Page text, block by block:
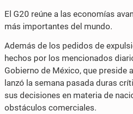
El G20 reúne a las economías
más importantes del mundo.
Además de los pedidos de
hechos por los mencionados
Gobierno de México, que preside
lanzó la semana pasada duras
sus decisiones en materia de
obstáculos comerciales.